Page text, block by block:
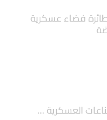
فضاء عسكرية
2030 للصناعات العسكرية …